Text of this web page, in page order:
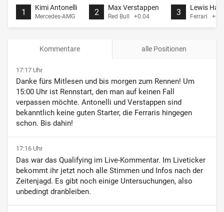
Kimi Antonelli
Mercedes-AMG
1 Max Verstappen
Red Bull +0.04
2 Lewis
Ferrari
3
Kommentare alle Positionen
17:17 Uhr
Danke fürs Mitlesen und bis morgen zum Rennen! Um
15:00 Uhr ist Rennstart, den man auf keinen Fall
verpassen möchte. Antonelli und Verstappen sind
bekanntlich keine guten Starter, die Ferraris hingegen
schon. Bis dahin!
17:16 Uhr
Das war das Qualifying im Live-Kommentar. Im Liveticker
bekommt ihr jetzt noch alle Stimmen und Infos nach der
Zeitenjagd. Es gibt noch einige Untersuchungen, also
unbedingt dranbleiben.